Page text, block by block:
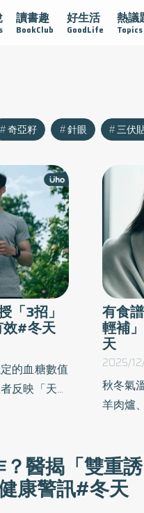
讀書趣
BookClub
好生活
GoodLife
熱議
Topics
腺肥大 守護骨骼健康
奇亞籽 針眼 三伏
「3招」
效#冬天
的血糖數值
反映「天氣
少波動。
有食
輕補
天
2025/
秋冬氣
羊肉爐
理身體
生素、
線、對
醫揭「雙重
康警訊#冬天